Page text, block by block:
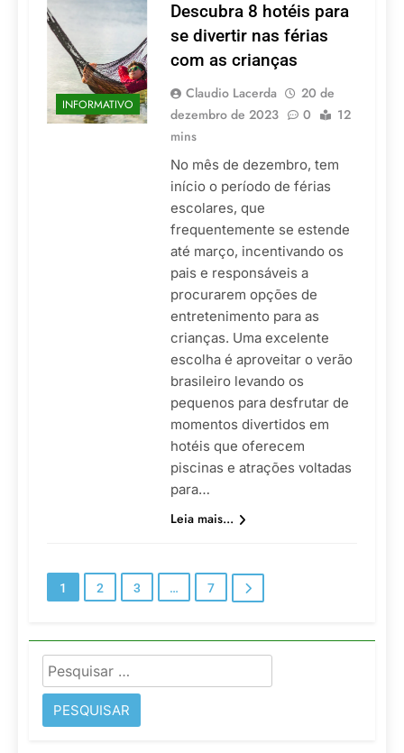
INFORMATIVO
Descubra 8 hotéis para
se divertir nas férias
com as crianças
Claudio Lacerda
20 de
dezembro de 2023
0
12
mins
No mês de dezembro, tem
início o período de férias
escolares, que
frequentemente se estende
até março, incentivando os
pais e responsáveis a
procurarem opções de
entretenimento para as
crianças. Uma excelente
escolha é aproveitar o verão
brasileiro levando os
pequenos para desfrutar de
momentos divertidos em
hotéis que oferecem
piscinas e atrações voltadas
para…
Leia mais...
1 2 3 … 7
Pesquisar
por: